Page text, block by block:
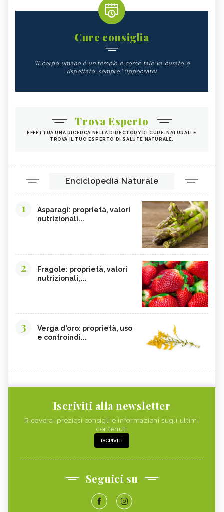
Cure consiglia
"Il corpo umano è un tempio e come tale va curato e
rispettato, sempre." (Ippocrate)
Trova Esperto
EFFETTUA UNA RICERCA NELLA DIRECTORY DI CURE-NATURALI E
TROVA IL TUO ESPERTO DI SALUTE NATURALE.
Enciclopedia Naturale
1
Asparagi: proprietà, valori
nutrizionali...
2
Fragole: proprietà, valori
nutrizionali,...
3
Verga d'oro: proprietà, uso
e controindi...
Iscriviti alla newsletter
Riceverai preziosi consigli e informazioni sugli ultimi
contenuti
ISCRIVITI
Seguici su